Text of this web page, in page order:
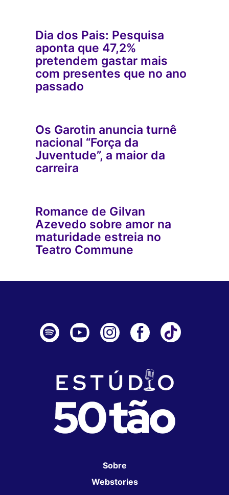
Dia dos Pais: Pesquisa
aponta que 47,2%
pretendem gastar mais
com presentes que no ano
passado
Os Garotin anuncia turnê
nacional “Força da
Juventude”, a maior da
carreira
Romance de Gilvan
Azevedo sobre amor na
maturidade estreia no
Teatro Commune
Sobre
Webstories